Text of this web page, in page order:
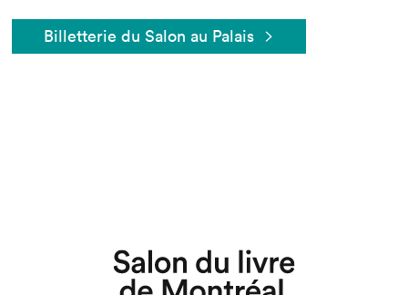
Billetterie du Salon au Palais